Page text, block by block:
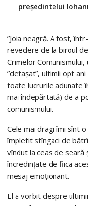
președintelui
”Joia neagră. A fost,
revedere de la biroul
Crimelor
”detașat”, ultimii opt
toate lucrurile adunate
mai îndepărtată) de a
comunismului.
Cele mai dragi îmi sînt
împletit stîngaci de
vîndut la ceas de seară
încredințate de fiica
mesaj emoționant.
El a vorbit despre